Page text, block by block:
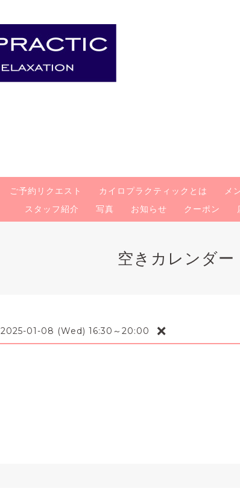
ご予約リクエスト カイロプラクティックとは メ
スタッフ紹介
写真 お知らせ クーポン
空きカレンダー
2025-01-08 (Wed) 16:30～20:00 ❌